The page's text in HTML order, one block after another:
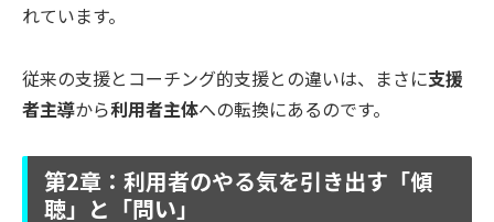
れています。
従来の支援とコーチング的支援との違いは、まさに支援
者主導から利用者主体への転換にあるのです。
第2章：利用者のやる気を引き出す「傾
聴」と「問い」